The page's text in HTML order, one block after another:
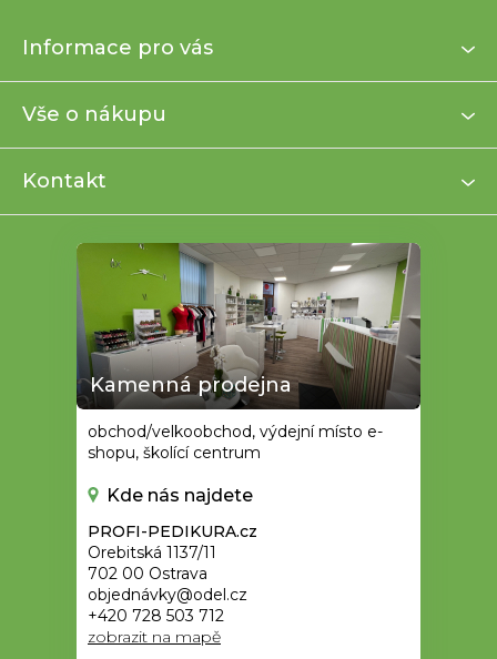
p
t
Informace pro vás
Vše o nákupu
Kontakt
Kamenná prodejna
obchod/velkoobchod, výdejní místo e-
shopu, školící centrum
Kde nás najdete
PROFI-PEDIKURA.cz
Orebitská 1137/11
702 00 Ostrava
objednávky@odel.cz
+420 728 503 712
zobrazit na mapě